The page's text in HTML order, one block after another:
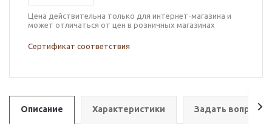
Цена действительна только для интернет-магазина и
может отличаться от цен в розничных магазинах
Сертификат соответствия
Описание Характеристики Задать вопрос